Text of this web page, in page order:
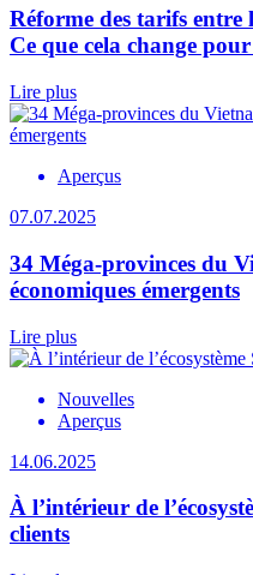
Réforme des tarifs entre
Ce que cela change
Lire plus
Aperçus
07.07.2025
34 Méga-provinces du
économiques émergents
Lire plus
Nouvelles
Aperçus
14.06.2025
À l’intérieur de
clients